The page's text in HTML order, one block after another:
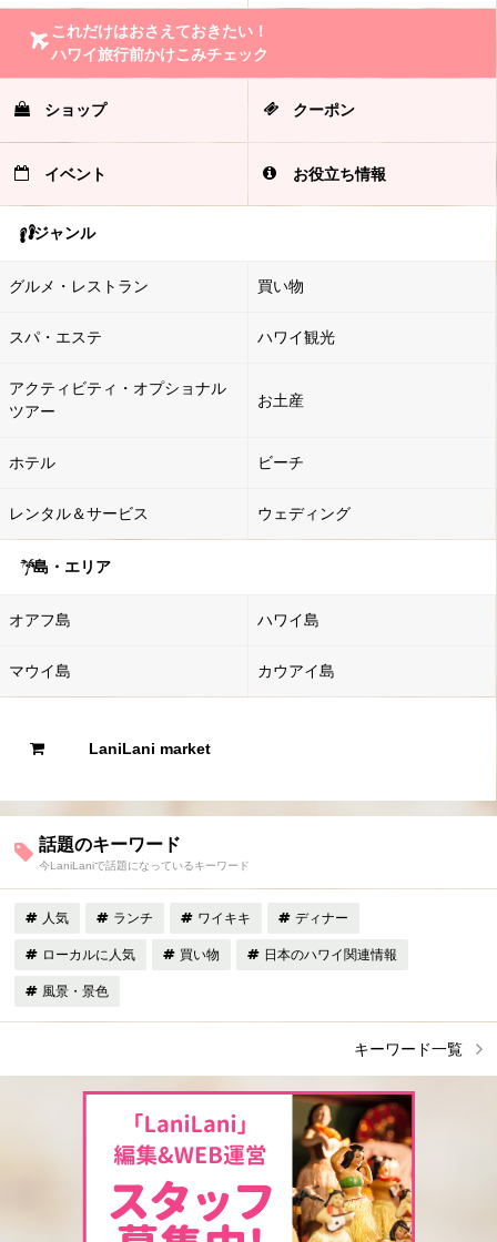
これだけはおさえておきたい！
ハワイ旅行前かけこみチェック
ショップ クーポン
イベント お役立ち情報
ジャンル
グルメ・レストラン 買い物
スパ・エステ ハワイ観光
アクティビティ・オプショナル
ツアー
お土産
ホテル ビーチ
レンタル＆サービス ウェディング
島・エリア
オアフ島 ハワイ島
マウイ島 カウアイ島
LaniLani market
話題のキーワード
今LaniLaniで話題になっているキーワード
人気 ランチ ワイキキ ディナー
ローカルに人気 買い物 日本のハワイ関連情報
風景・景色
キーワード一覧